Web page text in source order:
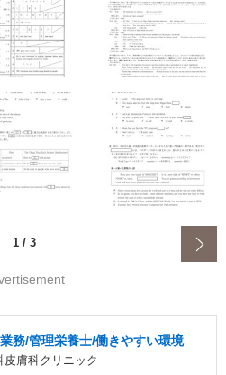
1 / 3
務/管理栄養士/働きやすい環境
膚科クリニック